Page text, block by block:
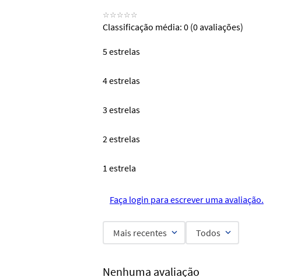
☆☆☆☆☆
Classificação média: 0 (0 avaliações)
5 estrelas
4 estrelas
3 estrelas
2 estrelas
1 estrela
Faça login para escrever uma avaliação.
Mais recentes Todos
Nenhuma avaliação